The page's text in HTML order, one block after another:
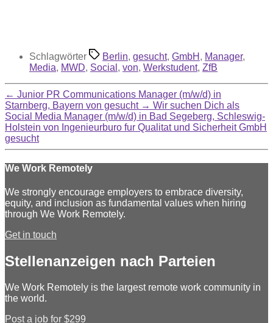
Schlagwörter Berlin, gesucht, GmbH , Manager,
Media, MWD, Social , von, Werkstudent, ZfB
← Junior PR Communications Manager (m/w/d) in
Starnberg, Bayern von gesucht → Wir suchen Dich als
Social Media Manager (m/w/d) in Bad Segeberg, Schleswig-
Holstein von Ingenieurburo fur Qualitat und Sicherheit GmbH
gesucht
We Work Remotely
We strongly encourage employers to embrace diversity,
equity, and inclusion as fundamental values when hiring
through We Work Remotely.
Get in touch
Stellenanzeigen nach Parteien
We Work Remotely is the largest remote work community in
the world.
Post a job for $299